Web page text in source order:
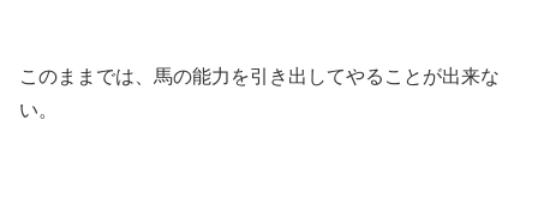
このままでは、馬の能力を引き出してやることが出来な
い。